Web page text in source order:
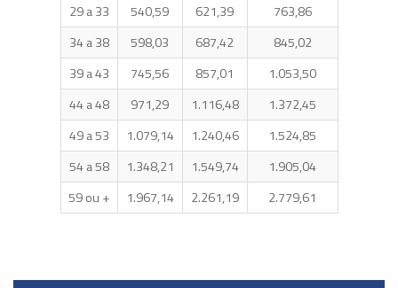
29 a 33
540,59 621,39
763,86
34 a 38
598,03 687,42
845,02
39 a 43
745,56 857,01
1.053,50
44 a 48
971,29 1.116,48
1.372,45
49 a 53
1.079,14 1.240,46
1.524,85
54 a 58
1.348,21 1.549,74
1.905,04
59 ou +
1.967,14 2.261,19 2.779,61